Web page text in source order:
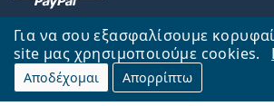
Για να σου εξασφαλίσουμε
site μας χρησιμοποιούμε cookies.
Αποδέχομαι Απορρίπτω
Επιστροφή στην αρχική σελίδα